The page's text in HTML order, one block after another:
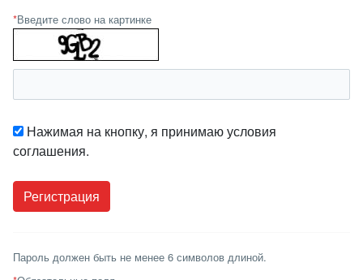
*Введите слово на картинке
Нажимая на кнопку, я принимаю условия
соглашения.
Пароль должен быть не менее 6 символов длиной.